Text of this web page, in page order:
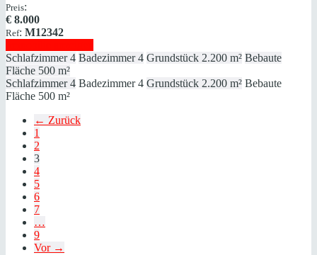
Preis:
€ 8.000
Ref: M12342
Schlafzimmer 4 Badezimmer 4 Grundstück 2.200 m² Bebaute
Fläche 500 m²
Schlafzimmer 4 Badezimmer 4 Grundstück 2.200 m² Bebaute
Fläche 500 m²
← Zurück
1
2
3
4
5
6
7
…
9
Vor →